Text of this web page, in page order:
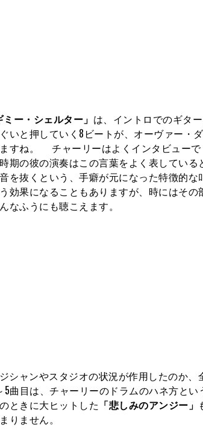
ミー・シェルター」 は、イントロでのギタ
いと押していく8ビートが、オーヴァー・
すね。 チャーリーはよくインタビューで
期の彼の演奏はこの言葉をよく表している
を抜くという、手癖が元になった特徴的
効果になることもありますが、時にはその
なふうにも聴こえます。
シャンやスタジオの状況が作用したのか
曲目は、チャーリーのドラムのハネ方と
ときに大ヒットした 「悲しみのアンジー」
りません。